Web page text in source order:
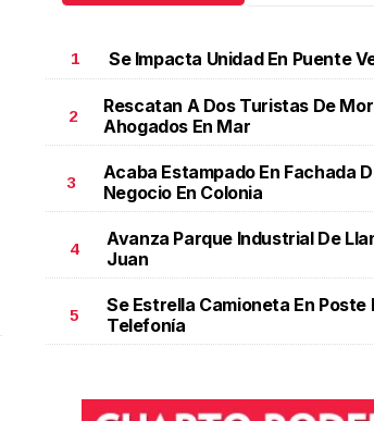
Santiago cumplió 3 años .Santiago cumplió
1 Se Impacta Unidad En Puente
2
Rescatan A Dos Turistas De
Ahogados En Mar
3
Acaba Estampado En Fachada
Negocio En Colonia
4
Avanza Parque Industrial De
Juan
5
Se Estrella Camioneta En Poste
Telefonía